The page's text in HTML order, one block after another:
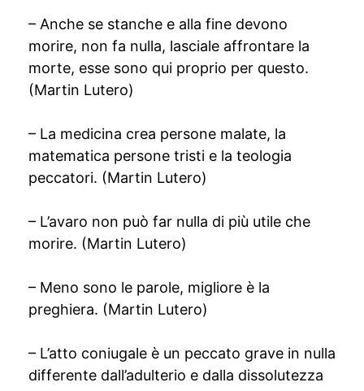
– Anche se stanche e alla fine devono
morire, non fa nulla, lasciale affrontare la
morte, esse sono qui proprio per questo.
(Martin Lutero)
– La medicina crea persone malate, la
matematica persone tristi e la teologia
peccatori. (Martin Lutero)
– L’avaro non può far nulla di più utile che
morire. (Martin Lutero)
– Meno sono le parole, migliore è la
preghiera. (Martin Lutero)
– L’atto coniugale è un peccato grave in nulla
differente dall’adulterio e dalla dissolutezza